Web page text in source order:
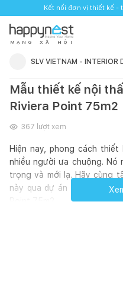
Kết nối đơn vị thiết kế -
M Ạ N G X Ã H Ộ I
SLV VIETNAM - INTERIOR
Mẫu thiết kế nội
Riviera Point 75m2
367 lượt xem
Hiện nay, phong cách
nhiều người ưa chuộng. Nó
trọng và mới lạ. Hãy cùng
này qua dự án thiết kế nội